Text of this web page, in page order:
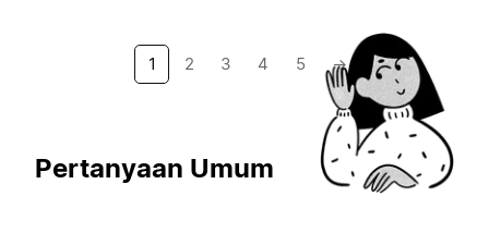
1 2 3 4 5 →
Pertanyaan Umum